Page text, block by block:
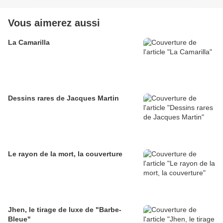
Vous aimerez aussi
La Camarilla
Dessins rares de Jacques Martin
Le rayon de la mort, la couverture
Jhen, le tirage de luxe de "Barbe-
Bleue"